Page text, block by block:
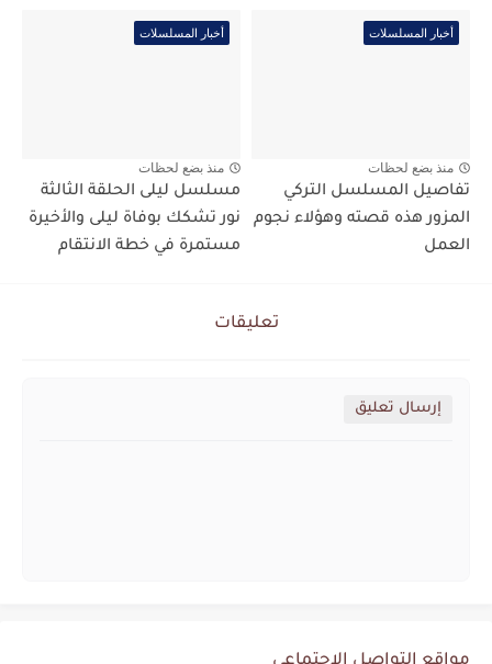
أخبار المسلسلات
منذ بضع لحظات
تفاصيل المسلسل التركي
المزور هذه قصته وهؤلاء نجوم
العمل
أخبار المسلسلات
منذ بضع لحظات
مسلسل ليلى الحلقة الثالثة
نور تشكك بوفاة ليلى والأخيرة
مستمرة في خطة الانتقام
تعليقات
إرسال تعليق